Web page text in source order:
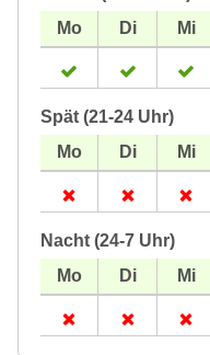
Spät (21-24 Uhr)
Nacht (24-7 Uhr)